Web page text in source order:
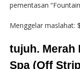
pementasan
Menggelar maslahat:
tujuh. Merah
Spa (Off